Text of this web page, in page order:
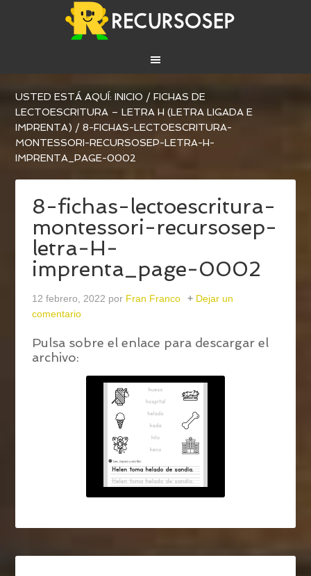
USTED ESTÁ AQUÍ:INICIO / FICHAS DE
LECTOESCRITURA – LETRA H (LETRA LIGADA E
IMPRENTA) / 8-FICHAS-LECTOESCRITURA-
MONTESSORI-RECURSOSEP-LETRA-H-
IMPRENTA_PAGE-0002
8-fichas-lectoescritura-
montessori-recursosep-
letra-H-
imprenta_page-0002
12 febrero, 2022 por Fran Franco
Dejar un
comentario
Pulsa sobre el enlace para descargar el
archivo: